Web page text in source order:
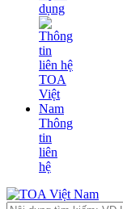
dụng
Thông
tin
liên
hệ